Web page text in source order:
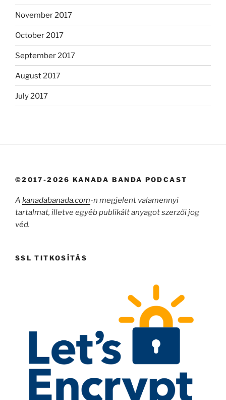
November 2017
October 2017
September 2017
August 2017
July 2017
©2017-2026 KANADA BANDA PODCAST
A kanadabanada.com-n megjelent valamennyi
tartalmat, illetve egyéb publikált anyagot szerzői jog
véd.
SSL TITKOSÍTÁS